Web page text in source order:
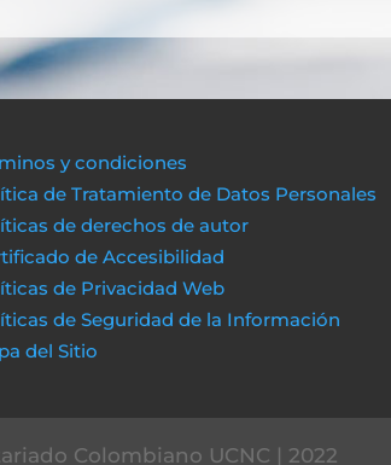
y condiciones
de Tratamiento de Datos Personales
de derechos de autor
de Accesibilidad
de Privacidad Web
de Seguridad de la Información
del Sitio
Colombiano UCNC | 2022